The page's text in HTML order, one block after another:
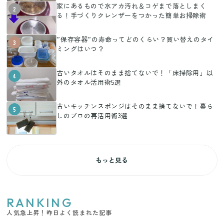
2
家にあるもので水アカ汚れ＆コゲまで落としまく
る！手づくりクレンザーをつかった簡単お掃除術
3
”保存容器”の寿命ってどのくらい？買い替えのタイ
ミングはいつ？
4
古いタオルはそのまま捨てないで！「床掃除用」以
外のタオル活用術5選
5
古いキッチンスポンジはそのまま捨てないで！暮ら
しのプロの再活用術3選
もっと見る
RANKING
人気急上昇！昨日よく読まれた記事